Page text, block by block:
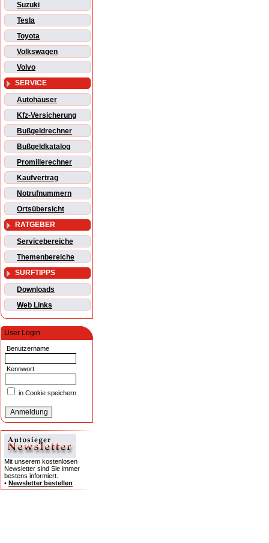
Suzuki
Tesla
Toyota
Volkswagen
Volvo
SERVICE
Autohäuser
Kfz-Versicherung
Bußgeldrechner
Bußgeldkatalog
Promillerechner
Kaufvertrag
Notrufnummern
Ortsübersicht
RATGEBER
Servicebereiche
Themenbereiche
SURFTIPPS
Downloads
Web Links
User Login
Benutzername
Kennwort
in Cookie speichern
Mit unserem kostenlosen
Newsletter sind Sie immer
bestens informiert.
• Newsletter bestellen